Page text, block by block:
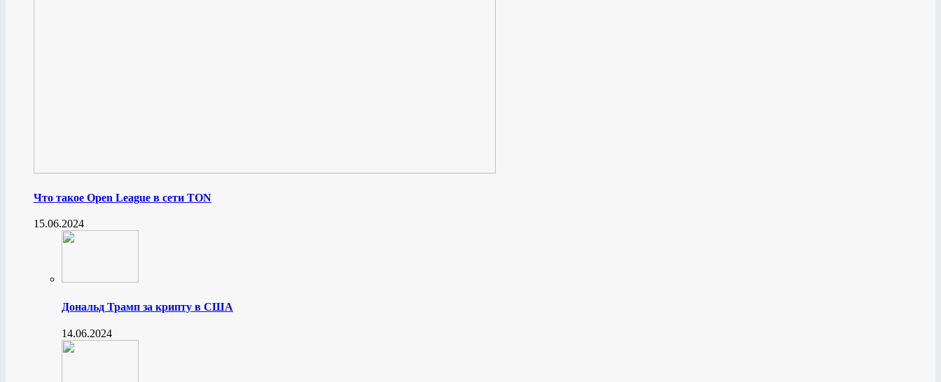
Что такое Open League в сети TON
15.06.2024
Дональд Трамп за крипту в США
14.06.2024